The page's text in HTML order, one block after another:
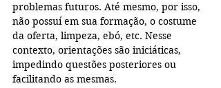
problemas futuros. Até mesmo, por isso,
não possuí em sua formação, o costume
da oferta, limpeza, ebó, etc. Nesse
contexto, orientações são iniciáticas,
impedindo questões posteriores ou
facilitando as mesmas.